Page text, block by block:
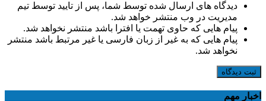
دیدگاه های ارسال شده توسط شما، پس از تایید توسط تیم
مدیریت در وب منتشر خواهد شد.
پیام هایی که حاوی تهمت یا افترا باشد منتشر نخواهد شد.
پیام هایی که به غیر از زبان فارسی یا غیر مرتبط باشد منتشر
نخواهد شد.
ثبت دیدگاه
اخبار مهم